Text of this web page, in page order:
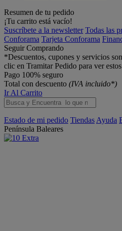
Resumen de tu pedido
¡Tu carrito está vacío!
Suscríbete a la newsletter Todas las
Conforama Tarjeta Conforama
Seguir Comprando
*Descuentos, cupones y servicios
clic en Tramitar Pedido para ver
Pago 100% seguro
Total con descuento (IVA incluido*)
Ir Al Carrito
Estado de mi pedido Tiendas Ayuda
Península Baleares